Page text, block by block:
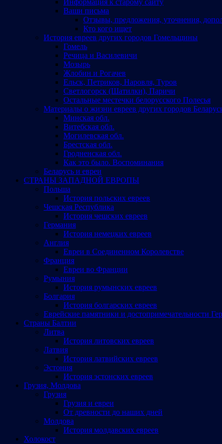
Ваши письма
Отзывы, предложения, уточнения,
Кто кого ищет
История евреев других городов Гомельщины
Гомель
Речица и Василевичи
Мозырь
Жлобин и Рогачев
Ельск, Петриков, Наровля, Туров
Светлогорск (Шатилки), Паричи
Остальные местечки белорусского Полесья
Материалы о жизни евреев других городов
Минская обл.
Витебская обл.
Могилевская обл.
Брестская обл.
Гродненская обл.
Как это было. Воспоминания
Беларусь и евреи
СТРАНЫ ЗАПАДНОЙ ЕВРОПЫ
Польша
История польских евреев
Чешская Республика
История чешских евреев
Германия
История немецких евреев
Англия
Евреи в Соединенном Королевстве
Франция
Евреи во Франции
Румыния
История румынских евреев
Болгария
История болгарских евреев
Еврейские памятники и достопримечательности
Страны Балтии
Литва
История литовских евреев
Латвия
История латвийских евреев
Эстония
История эстонских евреев
Грузия, Молдова
Грузия
Грузия и евреи
От древности до наших дней
Молдова
История молдавских евреев
Холокост